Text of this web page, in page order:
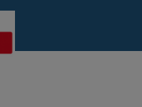
Tierarztpraxis